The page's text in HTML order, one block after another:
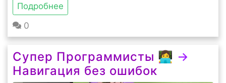
Подробнее
0
Супер Программисты 👩‍💻 →
Навигация без ошибок